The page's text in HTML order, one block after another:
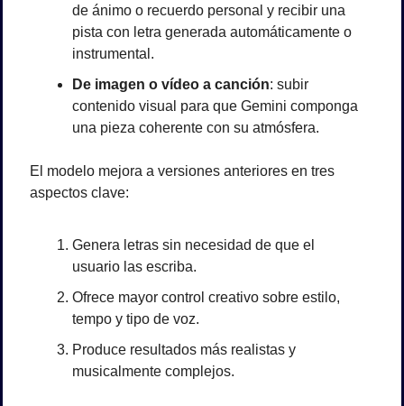
de ánimo o recuerdo personal y recibir una
pista con letra generada automáticamente o
instrumental.
De imagen o vídeo a canción: subir
contenido visual para que Gemini componga
una pieza coherente con su atmósfera.
El modelo mejora a versiones anteriores en tres
aspectos clave:
Genera letras sin necesidad de que el
usuario las escriba.
Ofrece mayor control creativo sobre estilo,
tempo y tipo de voz.
Produce resultados más realistas y
musicalmente complejos.